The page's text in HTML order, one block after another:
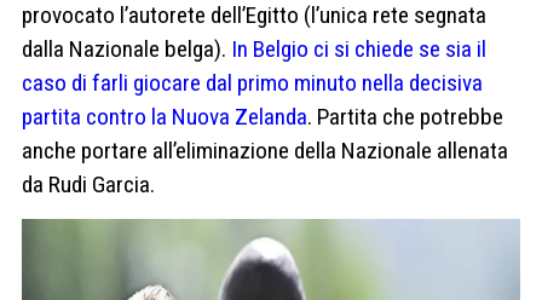
provocato l’autorete dell’Egitto (l’unica rete segnata
dalla Nazionale belga). In Belgio ci si chiede se sia il
caso di farli giocare dal primo minuto nella decisiva
partita contro la Nuova Zelanda. Partita che potrebbe
anche portare all’eliminazione della Nazionale allenata
da Rudi Garcia.